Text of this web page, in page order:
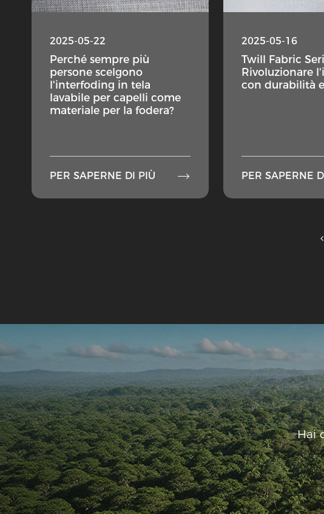
2025-05-22
Perché sempre più
persone scelgono
l'interfoding in tela
lavabile per capelli come
materiale per la fodera?
PER SAPERNE DI PIÙ 
2025-05-16
Twill Fabric
Rivoluzionare
con durabilità
PER SAPERNE
Hai